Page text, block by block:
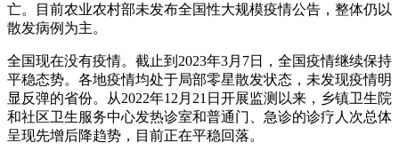
亡。目前农业农村部未发布全国性大规模疫情公告，整体仍以
散发病例为主。
全国现在没有疫情。截止到2023年3月7日，全国疫情继续保持
平稳态势。各地疫情均处于局部零星散发状态，未发现疫情明
显反弹的省份。从2022年12月21日开展监测以来，乡镇卫生院
和社区卫生服务中心发热诊室和普通门、急诊的诊疗人次总体
呈现先增后降趋势，目前正在平稳回落。